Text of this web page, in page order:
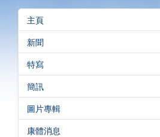
昔日警聲
警務處主頁
简体版
English
電子書版
主頁
新聞
特寫
簡訊
圖片專輯
康體消息